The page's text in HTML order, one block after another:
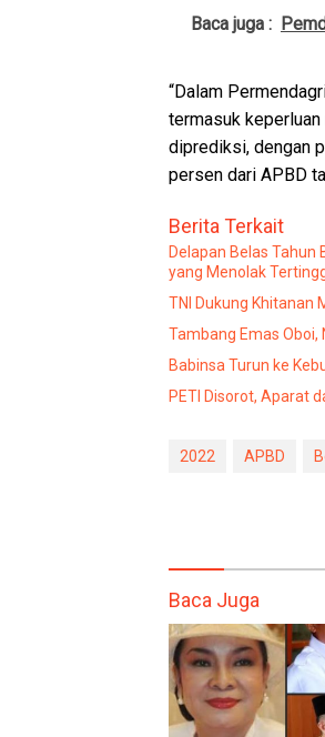
Baca juga :
“Dalam
termasuk
diprediksi, dengan
persen dari APBD
Berita Terkait
Delapan Belas
yang Menolak
TNI Dukung Khitanan
Tambang Emas Oboi,
Babinsa Turun ke
PETI Disorot, Aparat
2022 APBD
Baca Juga